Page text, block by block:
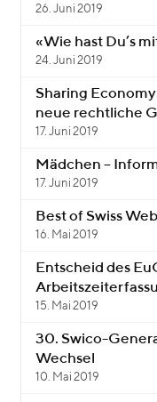
26. Juni 2019
24. Juni 2019
«Wie hast Du’s
17. Juni 2019
Sharing
neue rechtliche
17. Juni 2019
Mädchen –
16. Mai 2019
Best of Swiss
15. Mai 2019
Entscheid des
10. Mai 2019
30. Swico-
Wechsel